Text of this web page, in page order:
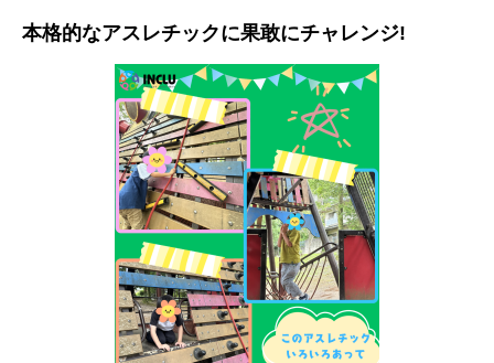
本格的なアスレチックに果敢にチャレンジ!